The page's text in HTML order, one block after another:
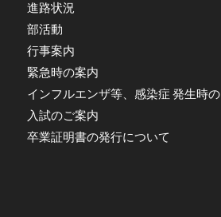
進路状況
部活動
行事案内
緊急時の案内
インフルエンザ等、感染症 発生時
入試のご案内
卒業証明書の発行について